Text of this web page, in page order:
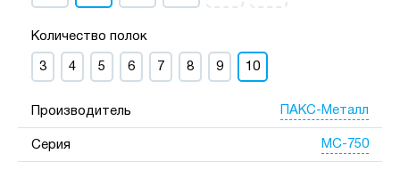
Количество полок
3 4 5 6 7 8 9 10
Производитель ПАКС-Металл
Серия МС-750